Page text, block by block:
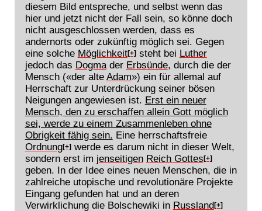
diesem Bild entspreche, und selbst wenn das
hier und jetzt nicht der Fall sein, so könne doch
nicht ausgeschlossen werden, dass es
andernorts oder zukünftig möglich sei. Gegen
eine solche Möglichkeit[+]steht bei Luther
jedoch das Dogmader Erbsünde, durch die der
Mensch («der alte Adam») ein für allemal auf
Herrschaft zur Unterdrückung seiner bösen
Neigungen angewiesen ist. Erst ein neuer
Mensch, den zu erschaffen allein Gott möglich
sei, werde zu einem Zusammenleben ohne
Obrigkeit fähig sein. Eine herrschaftsfreie
Ordnung[+]werde es darum nicht in dieser Welt,
sondern erst im jenseitigen Reich Gottes [+]
geben. In der Idee eines neuen Menschen, die in
zahlreiche utopische und revolutionäre Projekte
Eingang gefunden hat und an deren
Verwirklichung die Bolschewiki in Russland[+]